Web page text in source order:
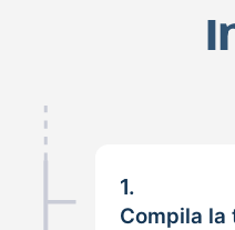
1.
Compila la